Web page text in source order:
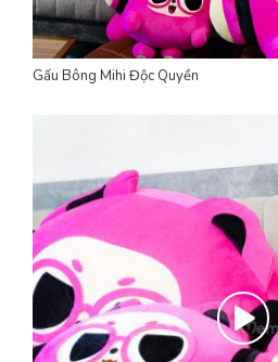
Gấu Bông Mihi Độc Quyền